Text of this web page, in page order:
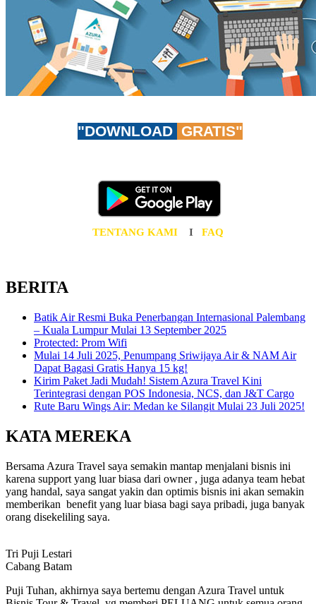
"DOWNLOAD GRATIS"
TENTANG KAMI I FAQ
BERITA
Batik Air Resmi Buka Penerbangan Internasional Palembang
– Kuala Lumpur Mulai 13 September 2025
Protected: Prom Wifi
Mulai 14 Juli 2025, Penumpang Sriwijaya Air & NAM Air
Dapat Bagasi Gratis Hanya 15 kg!
Kirim Paket Jadi Mudah! Sistem Azura Travel Kini
Terintegrasi dengan POS Indonesia, NCS, dan J&T Cargo
Rute Baru Wings Air: Medan ke Silangit Mulai 23 Juli 2025!
KATA MEREKA
Bersama Azura Travel saya semakin mantap menjalani bisnis ini
karena support yang luar biasa dari owner , juga adanya team hebat
yang handal, saya sangat yakin dan optimis bisnis ini akan semakin
memberikan benefit yang luar biasa bagi saya pribadi, juga banyak
orang disekeliling saya.
Tri Puji Lestari
Cabang Batam
Puji Tuhan, akhirnya saya bertemu dengan Azura Travel untuk